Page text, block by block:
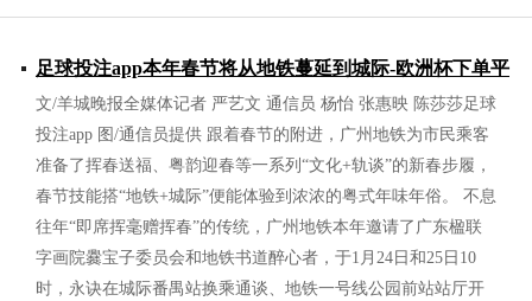
足球投注app本年春节将从地铁蔓延到城际-欧洲杯下单平
台(竞猜)股份有限公司
文/羊城晚报全媒体记者 严艺文 通信员 杨怡 张惠映 陈莎莎足球
投注app 图/通信员提供 跟着春节的附进，广州地铁为市民乘客
准备了挥春送福、粤韵迎春等一系列“文化+轨谈”的新春步履，
春节技能搭“地铁+城际”便能体验到浓浓的粤式年味年俗。 不息
往年“即席挥毫赠挥春”的传统，广州地铁本年邀请了广东楹联
字画院爨宝子委员会和地铁书道醉心者，于1月24日和25日10
时，永诀在城际番禺站换乘通谈、地铁一号线公园前站站厅开